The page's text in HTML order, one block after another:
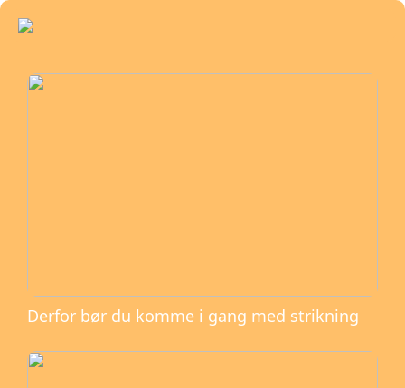
Derfor bør du komme i gang med strikning